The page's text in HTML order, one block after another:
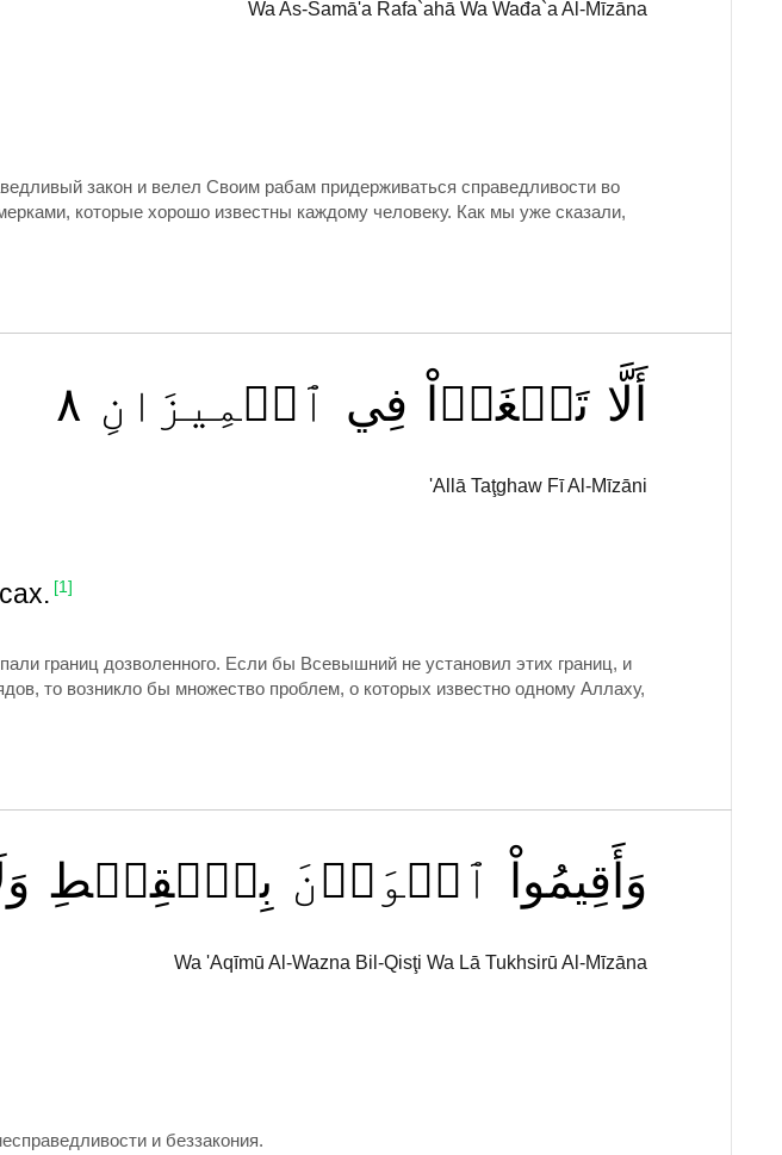
Wa As-Samā'a Rafa`ahā Wa Wađa`a Al-Mīzāna
закон и велел Своим рабам придерживаться справедливости во
которые хорошо известны каждому человеку. Как мы уже сказали,
أَلَّا تَطۡغَوۡاْ فِي ٱلۡمِيزَانِ ٨
'Allā Taţghaw Fī Al-Mīzāni
[1]
границ дозволенного. Если бы Всевышний не установил этих границ, и
то возникло бы множество проблем, о которых известно одному Аллаху,
وَأَقِيمُواْ ٱلۡوَزۡنَ بِٱلۡقِسۡطِ
Wa 'Aqīmū Al-Wazna Bil-Qisţi Wa Lā Tukhsirū Al-Mīzāna
и беззакония.